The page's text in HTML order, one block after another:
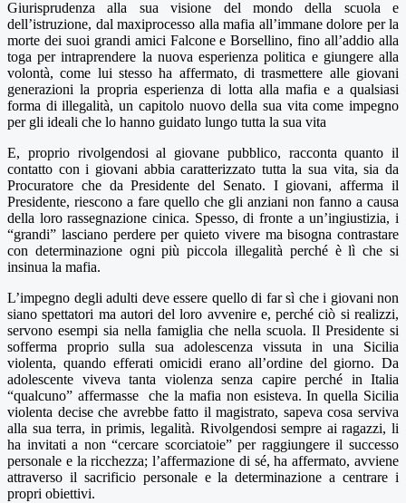
Giurisprudenza alla sua visione del mondo della scuola e
dell’istruzione, dal maxiprocesso alla mafia all’immane dolore per la
morte dei suoi grandi amici Falcone e Borsellino, fino all’addio alla
toga per intraprendere la nuova esperienza politica e giungere alla
volontà, come lui stesso ha affermato, di trasmettere alle giovani
generazioni la propria esperienza di lotta alla mafia e a qualsiasi
forma di illegalità, un capitolo nuovo della sua vita come impegno
per gli ideali che lo hanno guidato lungo tutta la sua vita
E, proprio rivolgendosi al giovane pubblico, racconta quanto il
contatto con i giovani abbia caratterizzato tutta la sua vita, sia da
Procuratore che da Presidente del Senato. I giovani, afferma il
Presidente, riescono a fare quello che gli anziani non fanno a causa
della loro rassegnazione cinica. Spesso, di fronte a un’ingiustizia, i
“grandi” lasciano perdere per quieto vivere ma bisogna contrastare
con determinazione ogni più piccola illegalità perché è lì che si
insinua la mafia.
L’impegno degli adulti deve essere quello di far sì che i giovani non
siano spettatori ma autori del loro avvenire e, perché ciò si realizzi,
servono esempi sia nella famiglia che nella scuola. Il Presidente si
sofferma proprio sulla sua adolescenza vissuta in una Sicilia
violenta, quando efferati omicidi erano all’ordine del giorno. Da
adolescente viveva tanta violenza senza capire perché in Italia
“qualcuno” affermasse
che la mafia non esisteva. In quella Sicilia
violenta decise che avrebbe fatto il magistrato, sapeva cosa serviva
alla sua terra, in primis, legalità. Rivolgendosi sempre ai ragazzi, li
ha invitati a non “cercare scorciatoie” per raggiungere il successo
personale e la ricchezza; l’affermazione di sé, ha affermato, avviene
attraverso il sacrificio personale e la determinazione a centrare i
propri obiettivi.